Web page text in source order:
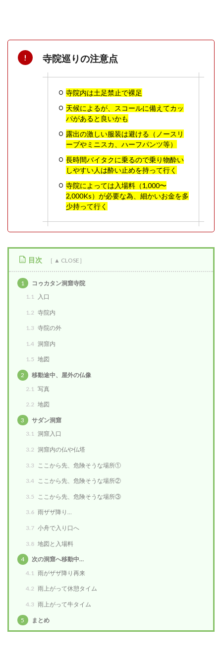
寺院巡りの注意点
寺院内は土足禁止で裸足
天候によるが、スコールに備えてカッ
パがあると良いかも
露出の激しい服装は避ける（ノースリ
ーブやミニスカ、ハーフパンツ等）
長時間バイタクに乗るので乗り物酔い
しやすい人は酔い止めを持って行く
寺院によっては入場料（1,000〜
2,000Ks）が必要な為、細かいお金を多
少持って行く
目次
1
コゥカタン洞窟寺院
1.1 入口
1.2 寺院内
1.3 寺院の外
1.4 洞窟内
1.5 地図
2
移動途中、屋外の仏像
2.1 写真
2.2 地図
3
サダン洞窟
3.1 洞窟入口
3.2 洞窟内の仏や仏塔
3.3 ここから先、危険そうな場所①
3.4 ここから先、危険そうな場所②
3.5 ここから先、危険そうな場所③
3.6 雨ザザ降り…
3.7 小舟で入り口へ
3.8 地図と入場料
4
次の洞窟へ移動中…
4.1 雨がザザ降り再来
4.2 雨上がって休憩タイム
4.3 雨上がって牛タイム
5 まとめ